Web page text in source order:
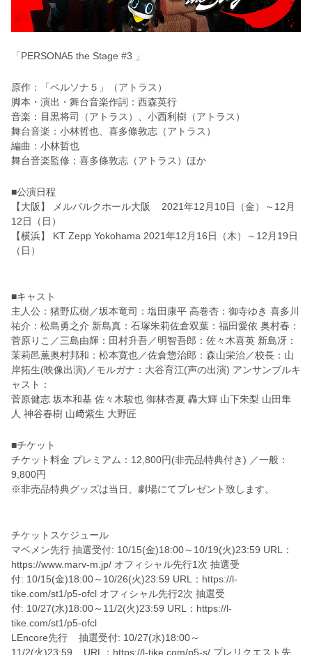
「PERSONA5 the Stage #3 」
原作：「ペルソナ５」（アトラス）
脚本・演出・舞台音楽作詞：西森英行
音楽：目黒将司（アトラス）、小西利樹（アトラス）
舞台音楽：小林哲也、喜多條敦志（アトラス）
編曲：小林哲也
舞台音楽監修：喜多條敦志（アトラス）ほか
■公演日程
【大阪】 メルパルクホール大阪 2021年12月10日（金）～12月
12日（日）
【横浜】 KT Zepp Yokohama 2021年12月16日（木）～12月19日
（日）
■キャスト
主人公：猪野広樹／坂本竜司：塩田康平 高巻杏：御寺ゆき 喜多川
祐介：松島勇之介 新島真：石塚朱莉佐倉双葉：福田愛依 奥村春：
菅原りこ／三島由輝：田村升吾／明智吾郎：佐々木喜英 新島冴：
茉莉邑薫奥村邦和：松本寛也／佐倉惣治郎：森山栄治／校長：山
岸拓生(映像出演)／モルガナ：大谷育江(声の出演) アンサンブルキ
ャスト：
菅原健志 坂本和基 佐々木駿也 御林杏夏 轟大輝 山下朱梨 山田隼
人 神谷春樹 山﨑紫生 大野匠
■チケット
チケット料金 プレミアム：12,800円(非売品特典付き) ／一般：
9,800円
※非売品特典グッズは当日、劇場にてプレゼント致します。
チケットスケジュール
マベメン先行 抽選受付: 10/15(金)18:00～10/19(火)23:59 URL：
https://www.marv-m.jp/ オフィシャル先行1次 抽選受
付: 10/15(金)18:00～10/26(火)23:59 URL：https://l-
tike.com/st1/p5-ofcl オフィシャル先行2次 抽選受
付: 10/27(水)18:00～11/2(火)23:59 URL：https://l-
tike.com/st1/p5-ofcl
LEncore先行 抽選受付: 10/27(水)18:00～
11/2(火)23:59 URL：https://l-tike.com/p5-s/ プレリクエスト先